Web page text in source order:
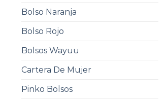
Bolso Naranja
Bolso Rojo
Bolsos Wayuu
Cartera De Mujer
Pinko Bolsos